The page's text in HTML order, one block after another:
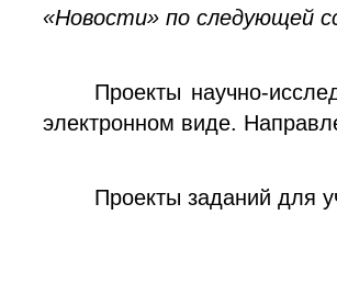
«Новости» по следующей
Проекты научно-
электронном виде.
Проекты заданий для